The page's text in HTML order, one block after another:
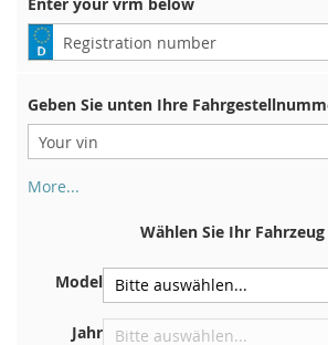
Geben Sie unten Ihre
More...
Zulassungsbescheinigung. Und auch im
Auf der Bodenplatte für den rechten
Zentrieren Sie es an der Trennwand
Direkt im Motorraum
Wählen Sie Ihr Fahrzeug
Model
Jahr